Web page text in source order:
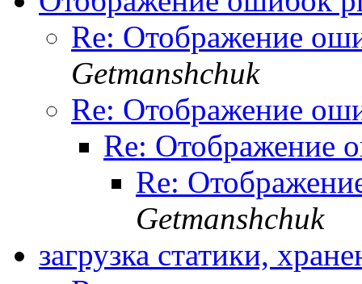
Re: Отображение
Getmanshchuk
Re: Отображение
Re: Отображение
Re:
Getmanshchuk
загрузка статики,